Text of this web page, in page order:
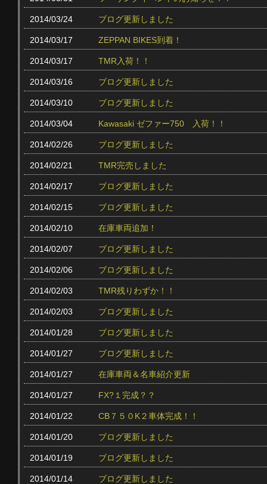
2014/03/24 ブログ更新しました
2014/03/17 ZEPPAN BIKES到着！
2014/03/17 TMR入荷！！
2014/03/16 ブログ更新しました
2014/03/10 ブログ更新しました
2014/03/04 Kawasaki ゼファー750 入荷！！
2014/02/26 ブログ更新しました
2014/02/21 TMR完売しました
2014/02/17 ブログ更新しました
2014/02/15 ブログ更新しました
2014/02/10 在庫車両追加！
2014/02/07 ブログ更新しました
2014/02/06 ブログ更新しました
2014/02/03 TMR残りわずか！！
2014/02/03 ブログ更新しました
2014/01/28 ブログ更新しました
2014/01/27 ブログ更新しました
2014/01/27 在庫車両＆名車紹介更新
2014/01/27 FX?１完成？？
2014/01/22 CB７５０K２車体完成！！
2014/01/20 ブログ更新しました
2014/01/19 ブログ更新しました
2014/01/14 ブログ更新しました